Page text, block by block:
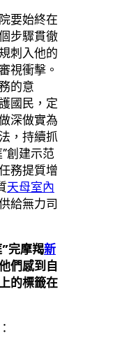
要始終在
步驟貫徹
刺入他的
視衝擊。
的意
國民，定
深做實為
，持續抓
創建示范
務提質增
天母室內
給無力司
完摩羯新
們感到自
的標籤在